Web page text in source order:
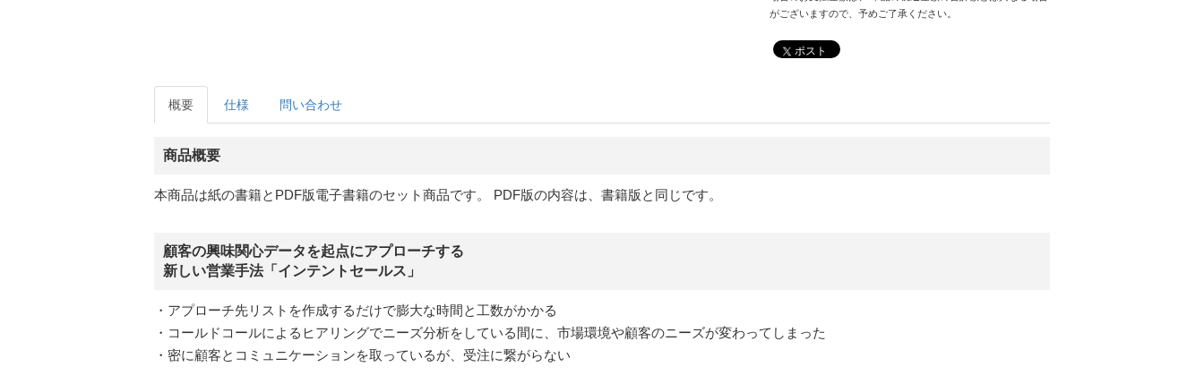
がございますので、予めご了承ください。
ポスト
概要 仕様 問い合わせ
商品概要
本商品は紙の書籍とPDF版電子書籍のセット商品です。 PDF版の内容は、書籍版と同じです。
顧客の興味関心データを起点にアプローチする
新しい営業手法「インテントセールス」
・アプローチ先リストを作成するだけで膨大な時間と工数がかかる
・コールドコールによるヒアリングでニーズ分析をしている間に、市場環境や顧客のニーズが変わってしまった
・密に顧客とコミュニケーションを取っているが、受注に繋がらない